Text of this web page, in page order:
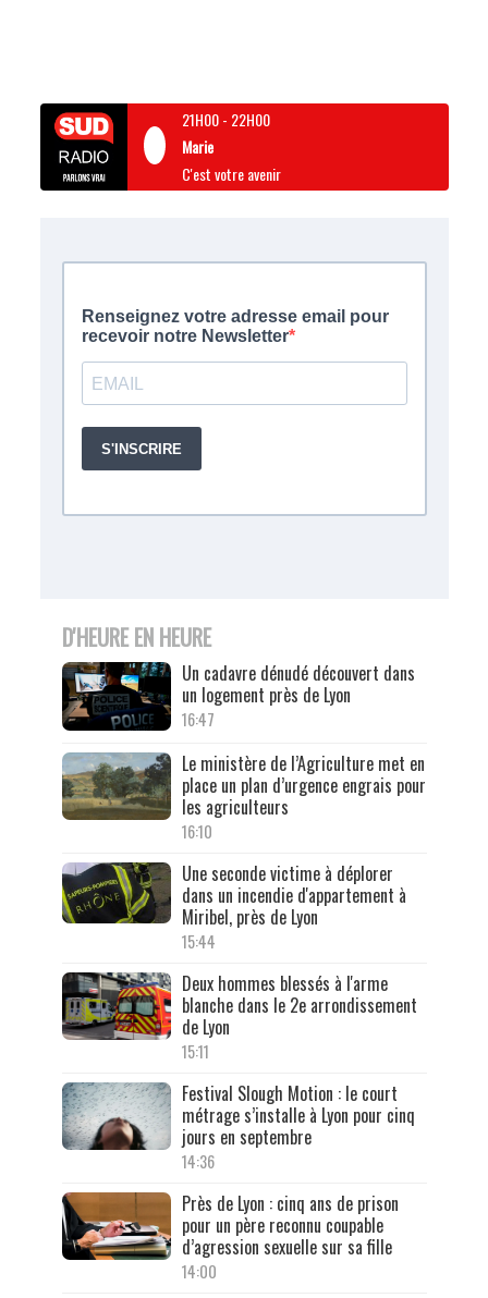
21H00- 22H00
Marie
C'est votre avenir
D'HEURE EN HEURE
Un cadavre dénudé découvert dans
un logement près de Lyon
16:47
Le ministère de l’Agriculture met en
place un plan d’urgence engrais pour
les agriculteurs
16:10
Une seconde victime à déplorer
dans un incendie d'appartement à
Miribel, près de Lyon
15:44
Deux hommes blessés à l'arme
blanche dans le 2e arrondissement
de Lyon
15:11
Festival Slough Motion : le court
métrage s’installe à Lyon pour cinq
jours en septembre
14:36
Près de Lyon : cinq ans de prison
pour un père reconnu coupable
d’agression sexuelle sur sa fille
14:00